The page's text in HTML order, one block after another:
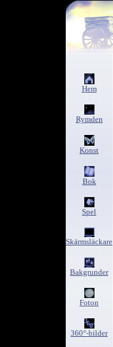
Hem
Rymden
Konst
Bok
Spel
Skärmsläckare
Bakgrunder
Foton
360°-bilder